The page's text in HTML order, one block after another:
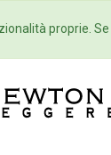
proprie.